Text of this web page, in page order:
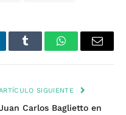
Tumblr WhatsAppEmail
SIGUIENTE
Carlos Baglietto en